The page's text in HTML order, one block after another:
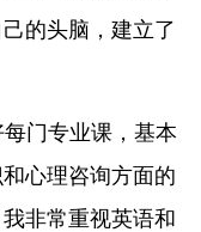
的头脑，建立了
门专业课，基本
心理咨询方面的
非常重视英语和